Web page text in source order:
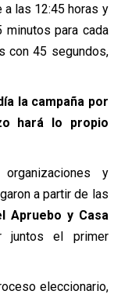
las 12:45 horas y
minutos para cada
con 45 segundos,
la campaña por
hará lo propio
y
a partir de las
Apruebo y Casa
juntos el primer
eleccionario,